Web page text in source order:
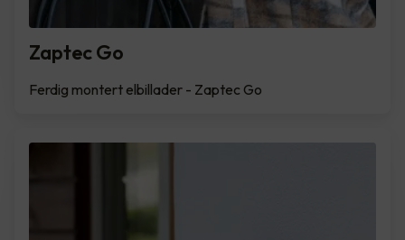
Zaptec Go
Ferdig montert elbillader - Zaptec Go